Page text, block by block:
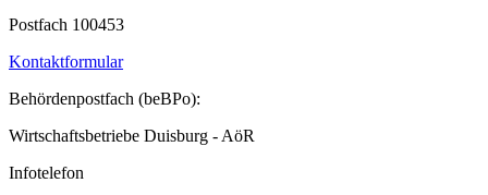
Postfach 100453
Kontaktformular
Behördenpostfach (beBPo):
Wirtschaftsbetriebe Duisburg - AöR
Infotelefon